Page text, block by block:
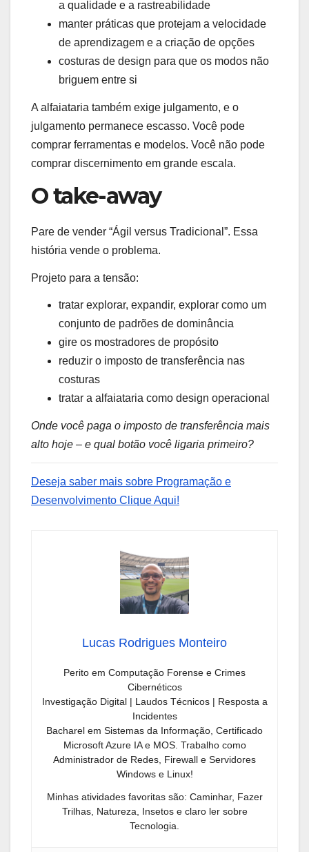
a qualidade e a rastreabilidade
manter práticas que protejam a velocidade
de aprendizagem e a criação de opções
costuras de design para que os modos não
briguem entre si
A alfaiataria também exige julgamento, e o
julgamento permanece escasso. Você pode
comprar ferramentas e modelos. Você não pode
comprar discernimento em grande escala.
O take-away
Pare de vender “Ágil versus Tradicional”. Essa
história vende o problema.
Projeto para a tensão:
tratar explorar, expandir, explorar como um
conjunto de padrões de dominância
gire os mostradores de propósito
reduzir o imposto de transferência nas
costuras
tratar a alfaiataria como design operacional
Onde você paga o imposto de transferência mais
alto hoje – e qual botão você ligaria primeiro?
Deseja saber mais sobre Programação e
Desenvolvimento Clique Aqui!
Lucas Rodrigues Monteiro
Perito em Computação Forense e Crimes
Cibernéticos
Investigação Digital | Laudos Técnicos | Resposta a
Incidentes
Bacharel em Sistemas da Informação, Certificado
Microsoft Azure IA e MOS. Trabalho como
Administrador de Redes, Firewall e Servidores
Windows e Linux!
Minhas atividades favoritas são: Caminhar, Fazer
Trilhas, Natureza, Insetos e claro ler sobre
Tecnologia.